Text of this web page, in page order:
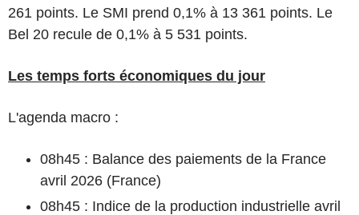
261 points. Le SMI prend 0,1% à 13 361 points. Le
Bel 20 recule de 0,1% à 5 531 points.
Les temps forts économiques du jour
L'agenda macro :
08h45 : Balance des paiements de la France
avril 2026 (France)
08h45 : Indice de la production industrielle avril